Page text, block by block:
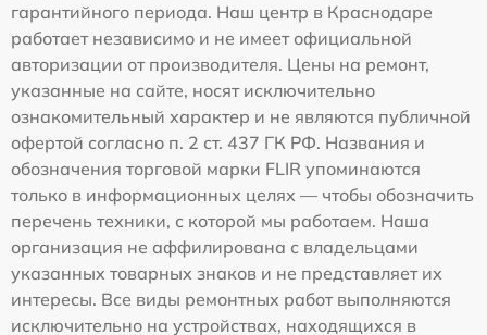
гарантийного периода. Наш центр в Краснодаре
работает независимо и не имеет официальной
авторизации от производителя. Цены на ремонт,
указанные на сайте, носят исключительно
ознакомительный характер и не являются публичной
офертой согласно п. 2 ст. 437 ГК РФ. Названия и
обозначения торговой марки FLIR упоминаются
только в информационных целях — чтобы обозначить
перечень техники, с которой мы работаем. Наша
организация не аффилирована с владельцами
указанных товарных знаков и не представляет их
интересы. Все виды ремонтных работ выполняются
исключительно на устройствах, находящихся в